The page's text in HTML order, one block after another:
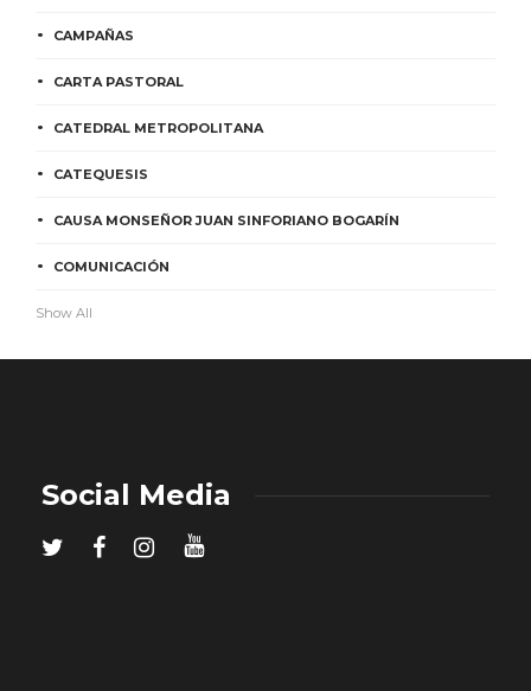
CAMPAÑAS
CARTA PASTORAL
CATEDRAL METROPOLITANA
CATEQUESIS
CAUSA MONSEÑOR JUAN SINFORIANO BOGARÍN
COMUNICACIÓN
Show All
Social Media